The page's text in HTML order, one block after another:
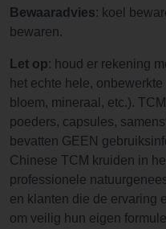
Bewaaradvies: koel
bewaren.
Let op: houd er rekening
het echte hele,
bloem, mineraal, etc.).
poeders, capsules,
bevatten GEEN
Chinese TCM kruiden in
professionele
en klanten die de ervaring
om veilig hun eigen